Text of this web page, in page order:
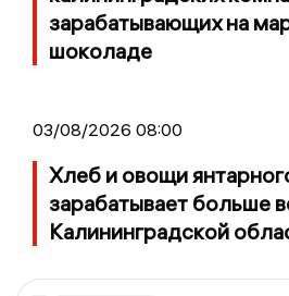
зарабатывающих на
шоколаде
03/08/2026 08:00
Хлеб и овощи
зарабатывает больше
Калининградской